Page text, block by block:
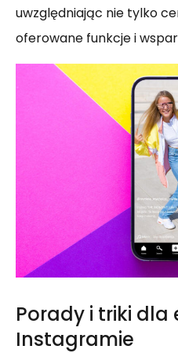
uwzględniając nie tylko
oferowane funkcje i
Porady i triki dla
Instagramie